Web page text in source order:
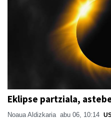
Eklipse partziala,
Noaua Aldizkaria abu 06, 10:14